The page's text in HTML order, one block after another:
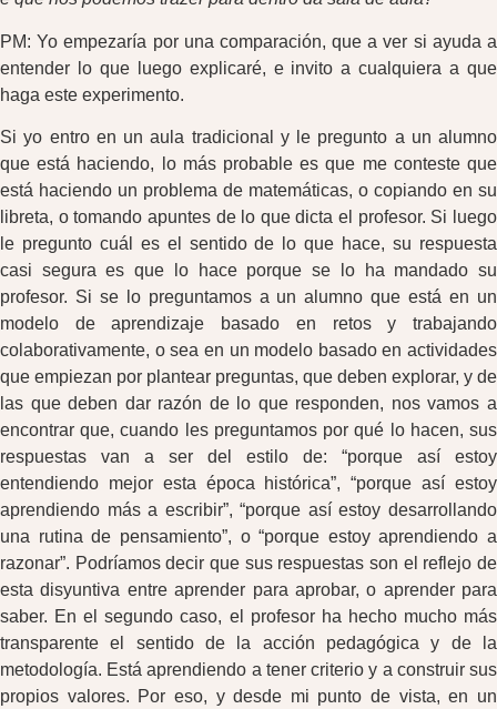
PM: Yo empezaría por una comparación, que a ver si ayuda a
entender lo que luego explicaré, e invito a cualquiera a que
haga este experimento.
Si yo entro en un aula tradicional y le pregunto a un alumno
que está haciendo, lo más probable es que me conteste que
está haciendo un problema de matemáticas, o copiando en su
libreta, o tomando apuntes de lo que dicta el profesor. Si luego
le pregunto cuál es el sentido de lo que hace, su respuesta
casi segura es que lo hace porque se lo ha mandado su
profesor. Si se lo preguntamos a un alumno que está en un
modelo de aprendizaje basado en retos y trabajando
colaborativamente, o sea en un modelo basado en actividades
que empiezan por plantear preguntas, que deben explorar, y de
las que deben dar razón de lo que responden, nos vamos a
encontrar que, cuando les preguntamos por qué lo hacen, sus
respuestas van a ser del estilo de: “porque así estoy
entendiendo mejor esta época histórica”, “porque así estoy
aprendiendo más a escribir”, “porque así estoy desarrollando
una rutina de pensamiento”, o “porque estoy aprendiendo a
razonar”. Podríamos decir que sus respuestas son el reflejo de
esta disyuntiva entre aprender para aprobar, o aprender para
saber. En el segundo caso, el profesor ha hecho mucho más
transparente el sentido de la acción pedagógica y de la
metodología. Está aprendiendo a tener criterio y a construir sus
propios valores. Por eso, y desde mi punto de vista, en un